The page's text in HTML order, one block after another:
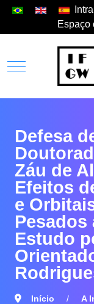
Espaço
Defesa
Záu de
Efeitos
e
Pesados
Estudo
Início A